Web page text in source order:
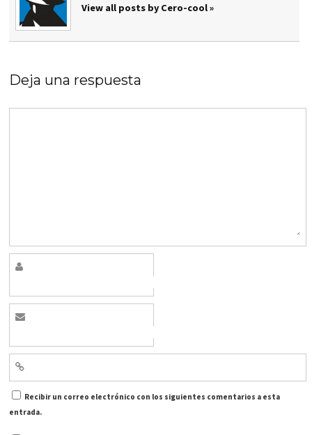
View all posts by Cero-cool »
Deja una respuesta
Recibir un correo electrónico con los siguientes comentarios a esta
entrada.